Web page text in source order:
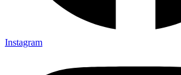
Instagram